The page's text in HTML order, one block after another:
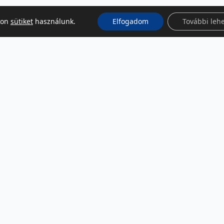
sütikethasználunk. Elfogadom További